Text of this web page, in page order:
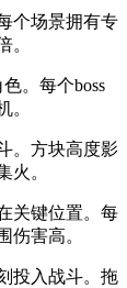
个场景拥有专
。
。每个boss
。
。方块高度影
火。
关键位置。每
伤害高。
投入战斗。拖